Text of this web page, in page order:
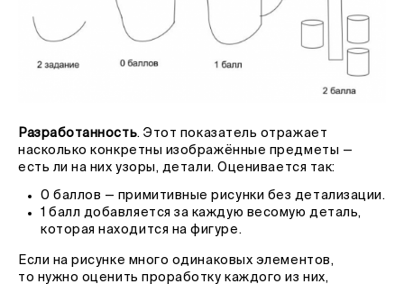
Разработанность. Этот показатель отражает
насколько конкретны изображённые предметы —
есть ли на них узоры, детали. Оценивается так:
0 баллов — примитивные рисунки без детализации.
1 балл добавляется за каждую весомую деталь,
которая находится на фигуре.
Если на рисунке много одинаковых элементов,
то нужно оценить проработку каждого из них,